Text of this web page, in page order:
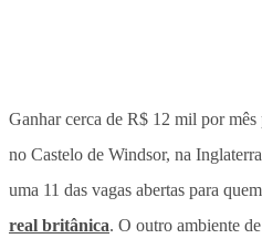
Ganhar cerca de R$ 12 mil por
no Castelo de Windsor, na
uma 11 das vagas abertas para
real britânica. O outro ambiente